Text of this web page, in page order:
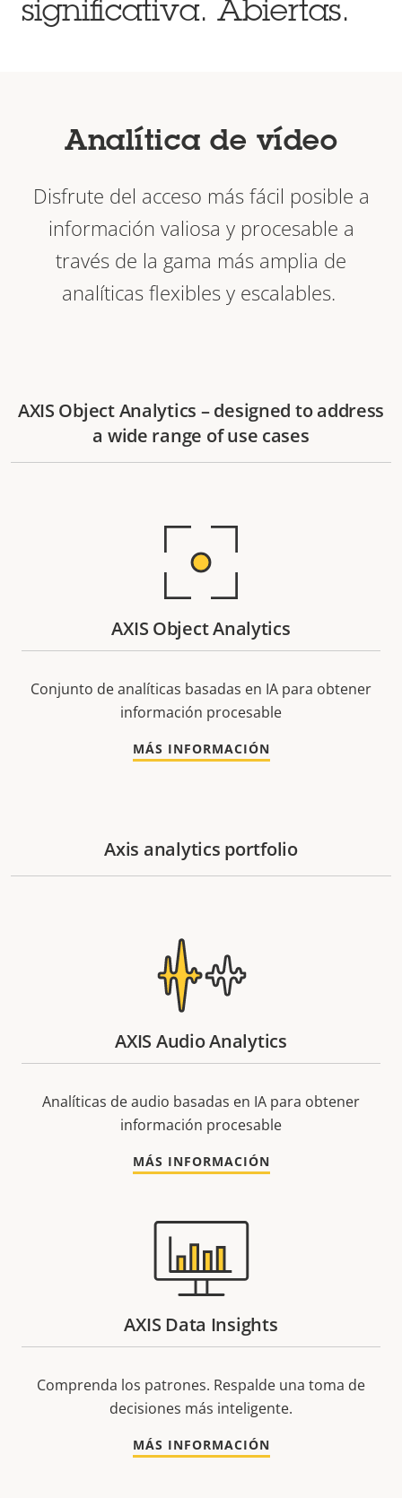
significativa. Abiertas.
Analítica de vídeo
Disfrute del acceso más fácil posible a
información valiosa y procesable a
través de la gama más amplia de
analíticas flexibles y escalables.
AXIS Object Analytics – designed to address
a wide range of use cases
AXIS Object Analytics
Conjunto de analíticas basadas en IA para obtener
información procesable
MÁS INFORMACIÓN
Axis analytics portfolio
AXIS Audio Analytics
Analíticas de audio basadas en IA para obtener
información procesable
MÁS INFORMACIÓN
AXIS Data Insights
Comprenda los patrones. Respalde una toma de
decisiones más inteligente.
MÁS INFORMACIÓN